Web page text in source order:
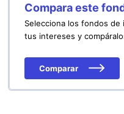
Compara este
Selecciona los fondos
tus intereses y
Comparar